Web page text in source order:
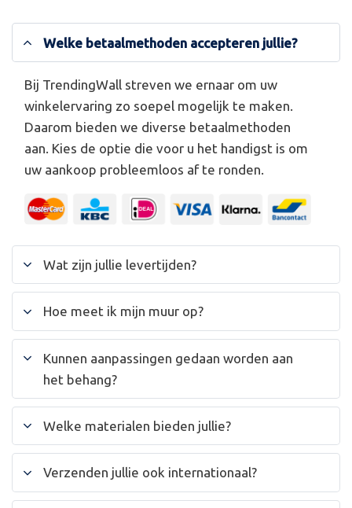
Welke betaalmethoden accepteren jullie?
Bij TrendingWall streven we ernaar om uw
winkelervaring zo soepel mogelijk te maken.
Daarom bieden we diverse betaalmethoden
aan. Kies de optie die voor u het handigst is om
uw aankoop probleemloos af te ronden.
Wat zijn jullie levertijden?
Hoe meet ik mijn muur op?
Kunnen aanpassingen gedaan worden aan
het behang?
Welke materialen bieden jullie?
Verzenden jullie ook internationaal?